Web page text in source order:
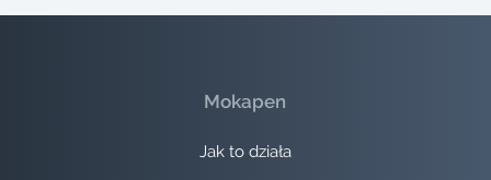
Mokapen
Jak to działa